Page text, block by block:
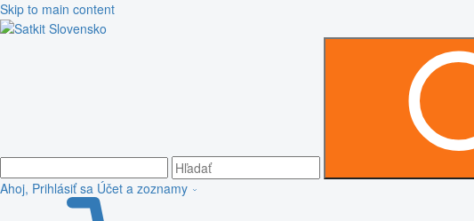
Skip to main content
Ahoj, Prihlásiť sa Účet a zoznamy